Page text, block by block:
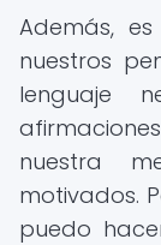
Además,
nuestros
lenguaje
nuestra
motivados.
puedo